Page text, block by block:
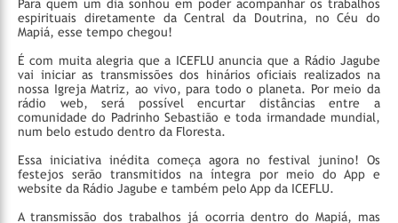
Para quem um dia sonhou em poder acompanhar os trabalhos
espirituais diretamente da Central da Doutrina, no Céu do
Mapiá, esse tempo chegou!
É com muita alegria que a ICEFLU anuncia que a Rádio Jagube
vai iniciar as transmissões dos hinários oficiais realizados na
nossa Igreja Matriz, ao vivo, para todo o planeta. Por meio da
rádio web, será possível encurtar distâncias entre a
comunidade do Padrinho Sebastião e toda irmandade mundial,
num belo estudo dentro da Floresta.
Essa iniciativa inédita começa agora no festival junino! Os
festejos serão transmitidos na íntegra por meio do App e
website da Rádio Jagube e também pelo App da ICEFLU.
A transmissão dos trabalhos já ocorria dentro do Mapiá, mas